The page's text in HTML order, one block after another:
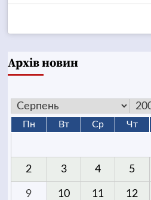
Архів новин
Пн Вт Ср Чт
2 3 4 5
9 10 11 12